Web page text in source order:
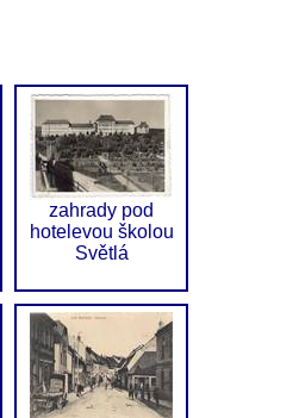
zahrady pod
hotelevou školou
Světlá